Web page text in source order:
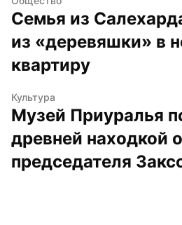
Семья из
из «деревяшки» в
квартиру
Культура
Музей Приуралья
древней находкой
председателя